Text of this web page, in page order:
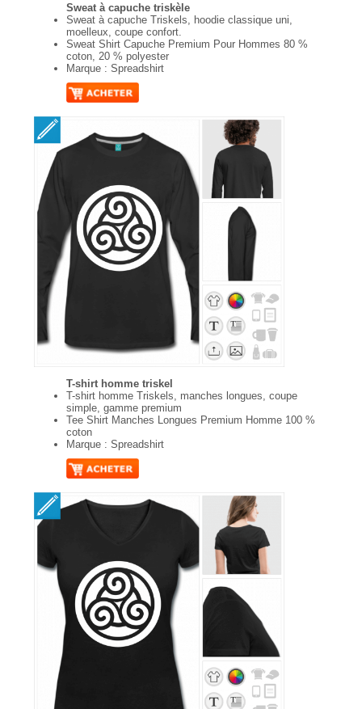
Sweat à capuche triskèle
Sweat à capuche Triskels, hoodie classique uni,
moelleux, coupe confort.
Sweat Shirt Capuche Premium Pour Hommes 80 %
coton, 20 % polyester
Marque : Spreadshirt
T-shirt homme triskel
T-shirt homme Triskels, manches longues, coupe
simple, gamme premium
Tee Shirt Manches Longues Premium Homme 100 %
coton
Marque : Spreadshirt